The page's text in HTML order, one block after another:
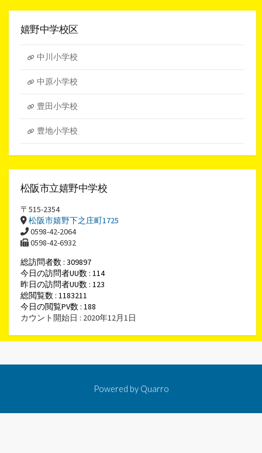
イ
嬉野中学校区
中川小学校
中原小学校
豊田小学校
豊地小学校
松阪市立嬉野中学校
〒515-2354
松阪市嬉野下之庄町1725
0598-42-2064
0598-42-6932
総訪問者数 : 309897
今日の訪問者UU数 : 114
昨日の訪問者UU数 : 123
総閲覧数 : 1183211
今日の閲覧PV数 : 188
カウント開始日 : 2020年12月1日
Powered by Quarro